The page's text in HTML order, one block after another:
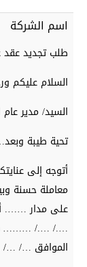
اسم الشركة
طلب تجديد
السلام عليكم
السيد/ مدير
تحية طيبة
أتوجه إلى
معاملة حسنة
على مدار …….
…./ …./ ………
الموافق …/